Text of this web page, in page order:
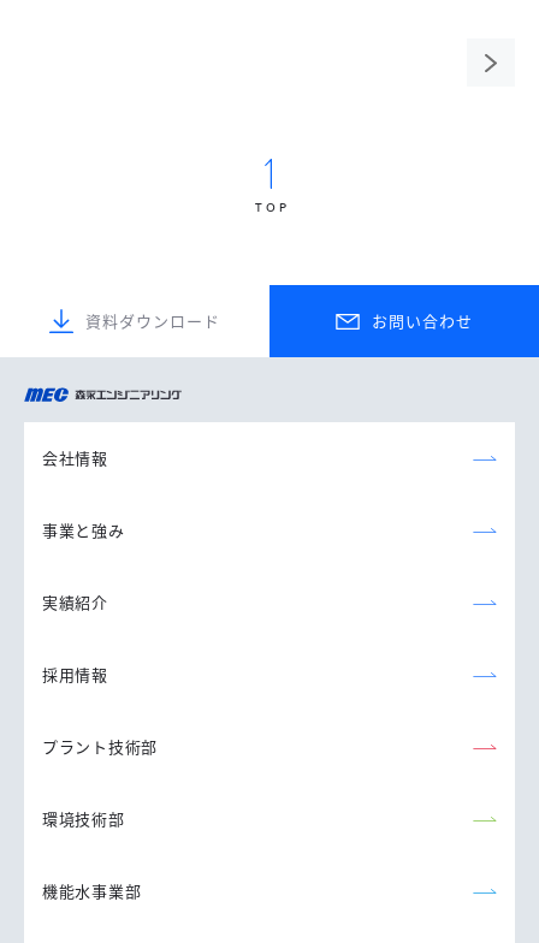
TOP
資料ダウンロード お問い合わせ
森永エンジニアリング
株式会社
会社情報
事業と強み
実績紹介
採用情報
プラント技術部
環境技術部
機能水事業部